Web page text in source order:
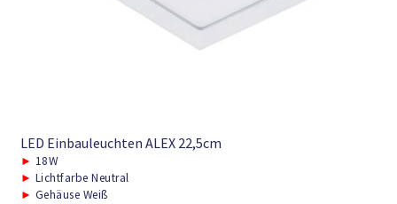
LED Einbauleuchten ALEX 22,5cm
► 18W
► Lichtfarbe Neutral
► Gehäuse Weiß